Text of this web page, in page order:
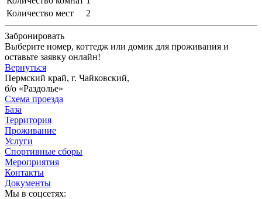
Количество мест
2
Забронировать
Выберите номер, коттедж или домик для проживания и
оставьте заявку онлайн!
Вернуться
Пермский край, г. Чайковский,
б/о «Раздолье»
Схема проезда
База
Территория
Проживание
Услуги
Спортивные сборы
Мероприятия
Контакты
Документы
Мы в соцсетях: